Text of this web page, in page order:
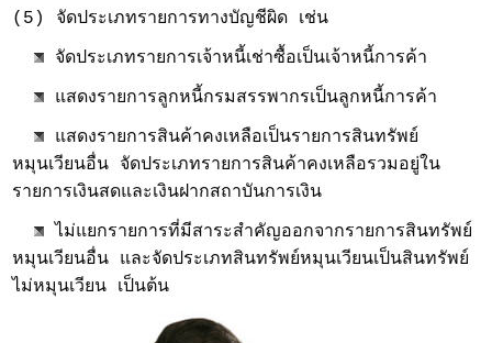
(5) จัดประเภทรายการทางบัญชีผิด เช่น
จัดประเภทรายการเจ้าหนี้เช่าซื้อเป็นเจ้าหนี้การค้า
แสดงรายการลูกหนี้กรมสรรพากรเป็นลูกหนี้การค้า
แสดงรายการสินค้าคงเหลือเป็นรายการสินทรัพย์
หมุนเวียนอื่น จัดประเภทรายการสินค้าคงเหลือรวมอยู่ใน
รายการเงินสดและเงินฝากสถาบันการเงิน
ไม่แยกรายการที่มีสาระสำคัญออกจากรายการสินทรัพย์
หมุนเวียนอื่น และจัดประเภทสินทรัพย์หมุนเวียนเป็นสินทรัพย์
ไม่หมุนเวียน เป็นต้น